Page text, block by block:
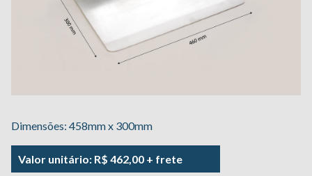
Dimensões: 458mm x 300mm
Valor unitário: R$ 462,00 + frete